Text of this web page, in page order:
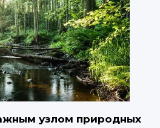
узлом природных